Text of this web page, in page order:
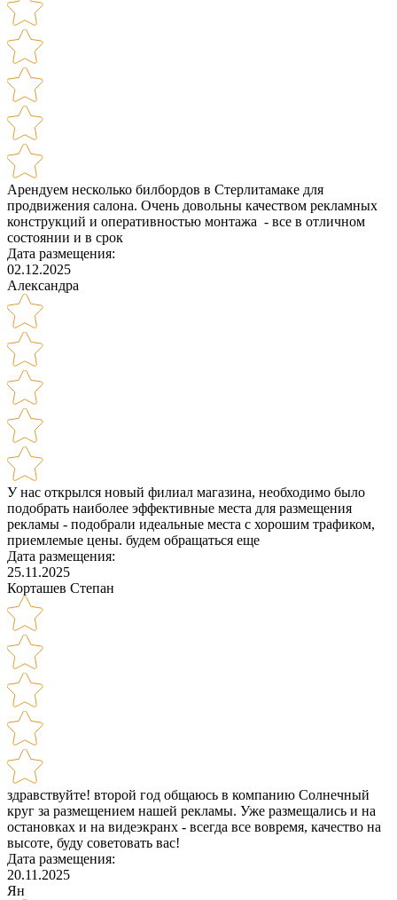
Арендуем несколько билбордов в Стерлитамаке для
продвижения салона. Очень довольны качеством рекламных
конструкций и оперативностью монтажа - все в отличном
состоянии и в срок
Дата размещения:
02.12.2025
Александра
У нас открылся новый филиал магазина, необходимо было
подобрать наиболее эффективные места для размещения
рекламы - подобрали идеальные места с хорошим трафиком,
приемлемые цены. будем обращаться еще
Дата размещения:
25.11.2025
Корташев Степан
здравствуйте! второй год общаюсь в компанию Солнечный
круг за размещением нашей рекламы. Уже размещались и на
остановках и на видеэкранх - всегда все вовремя, качество на
высоте, буду советовать вас!
Дата размещения:
20.11.2025
Ян